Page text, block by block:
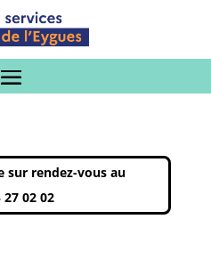
sur rendez-vous au
27 02 02